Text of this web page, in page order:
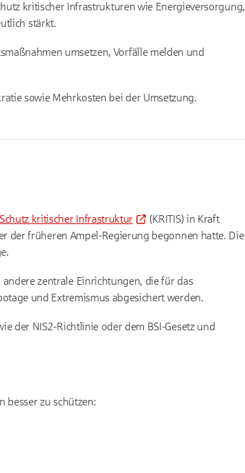
kritischer Infrastrukturen wie Energieversorgung,
stärkt.
umsetzen, Vorfälle melden und
sowie Mehrkosten bei der Umsetzung.
kritischer Infrastruktur
(KRITIS) in Kraft
der früheren Ampel-Regierung begonnen hatte. Die
zentrale Einrichtungen, die für das
und Extremismus abgesichert werden.
der NIS2-Richtlinie oder dem BSI-Gesetz und
besser zu schützen: